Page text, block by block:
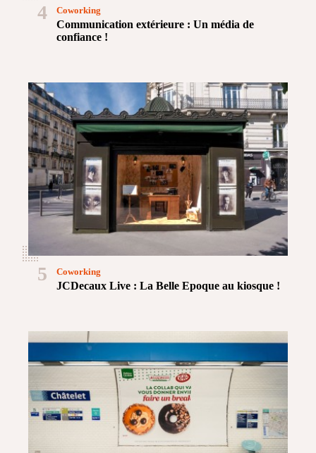
4
Communication extérieure : Un média de
confiance !
Coworking
5
JCDecaux Live : La Belle Epoque au kiosque !
Coworking